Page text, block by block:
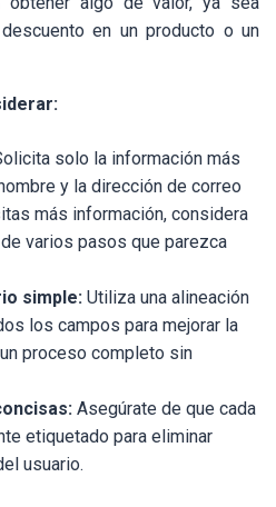
en un producto o un
solo la información más
y la dirección de correo
más información, considera
varios pasos que parezca
simple: Utiliza una alineación
los campos para mejorar la
proceso completo sin
Asegúrate de que cada
etiquetado para eliminar
usuario.